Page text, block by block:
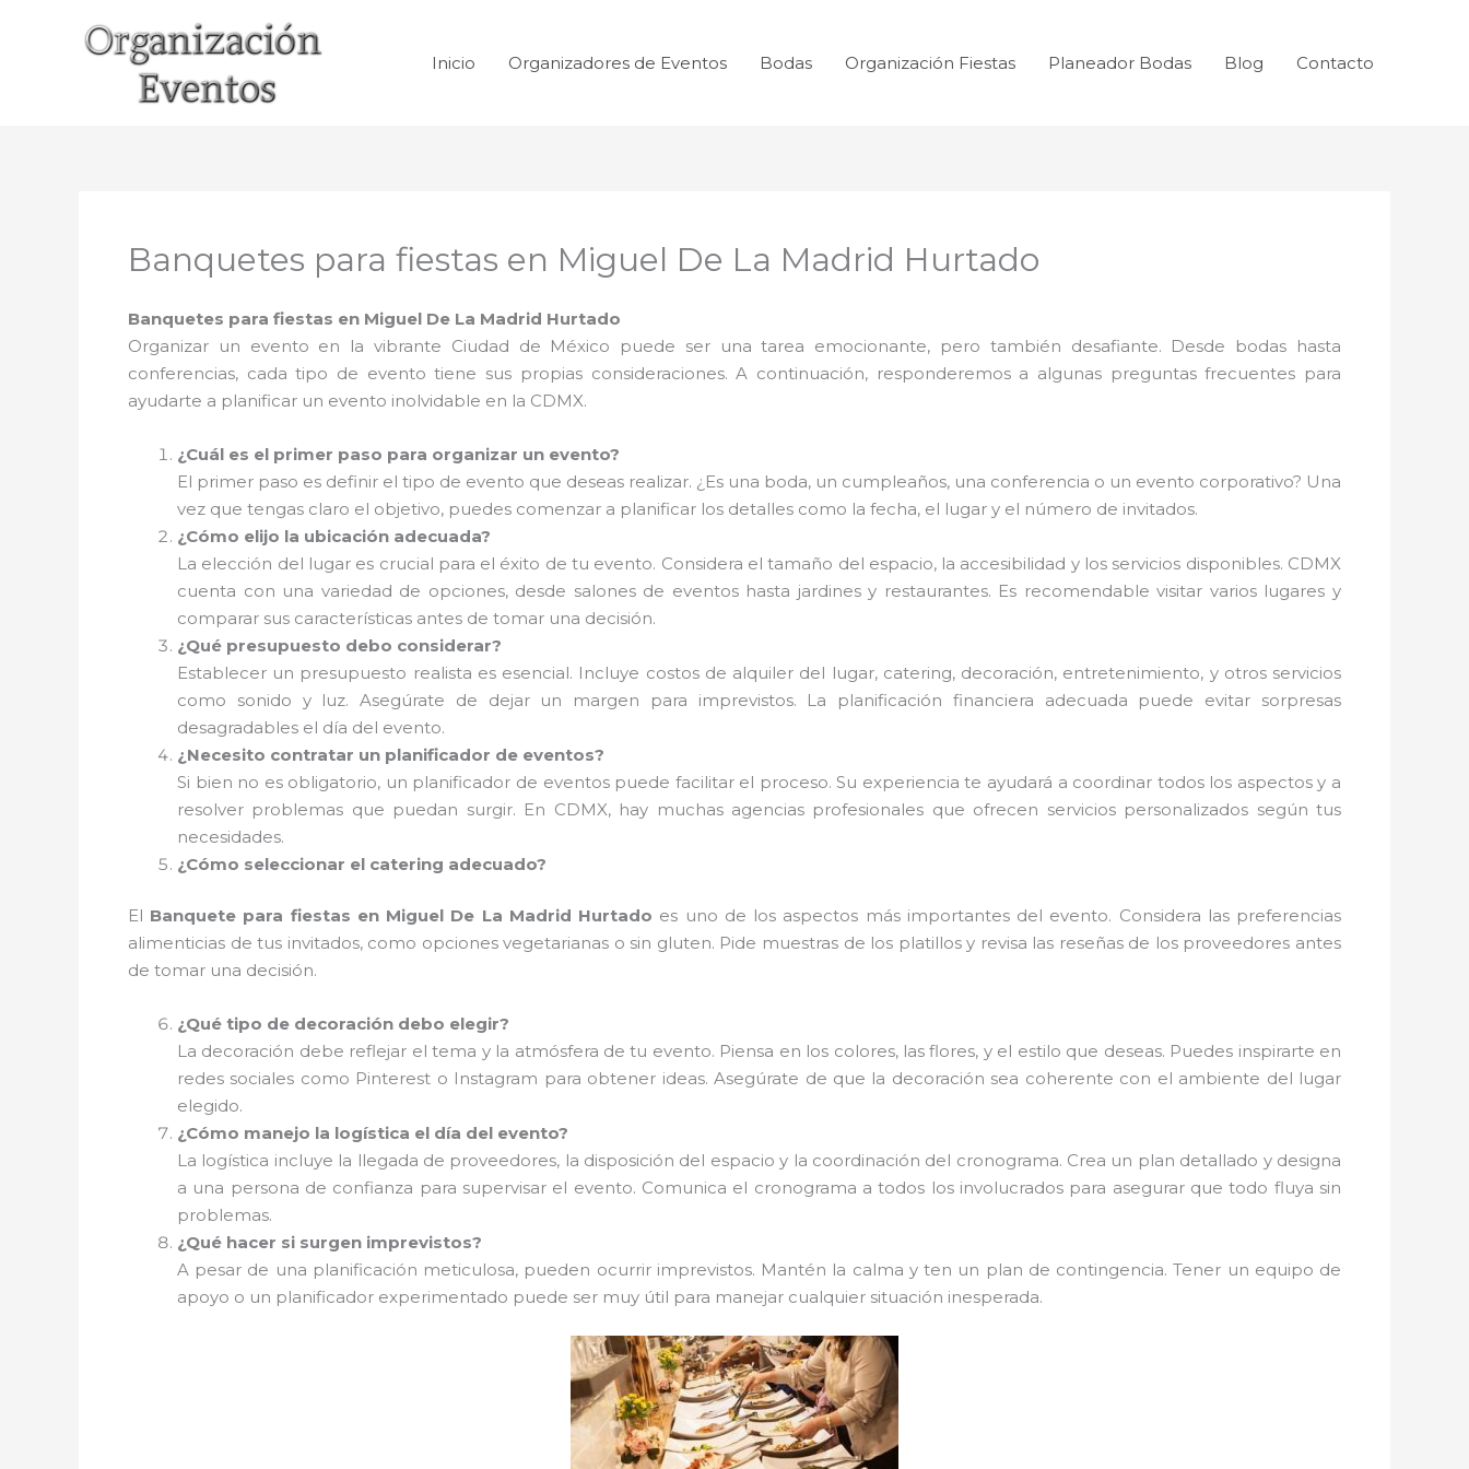
Inicio Organizadores de Eventos Bodas Organización Fiestas Planeador Bodas Blog Contacto
Banquetes para fiestas en Miguel De La Madrid Hurtado
Banquetes para fiestas en Miguel De La Madrid Hurtado
Organizar un evento en la vibrante Ciudad de México puede ser una tarea emocionante, pero también desafiante. Desde bodas hasta
conferencias, cada tipo de evento tiene sus propias consideraciones. A continuación, responderemos a algunas preguntas frecuentes para
ayudarte a planificar un evento inolvidable en la CDMX.
¿Cuál es el primer paso para organizar un evento?
El primer paso es definir el tipo de evento que deseas realizar. ¿Es una boda, un cumpleaños, una conferencia o un evento corporativo? Una
vez que tengas claro el objetivo, puedes comenzar a planificar los detalles como la fecha, el lugar y el número de invitados.
¿Cómo elijo la ubicación adecuada?
La elección del lugar es crucial para el éxito de tu evento. Considera el tamaño del espacio, la accesibilidad y los servicios disponibles. CDMX
cuenta con una variedad de opciones, desde salones de eventos hasta jardines y restaurantes. Es recomendable visitar varios lugares y
comparar sus características antes de tomar una decisión.
¿Qué presupuesto debo considerar?
Establecer un presupuesto realista es esencial. Incluye costos de alquiler del lugar, catering, decoración, entretenimiento, y otros servicios
como sonido y luz. Asegúrate de dejar un margen para imprevistos. La planificación financiera adecuada puede evitar sorpresas
desagradables el día del evento.
¿Necesito contratar un planificador de eventos?
Si bien no es obligatorio, un planificador de eventos puede facilitar el proceso. Su experiencia te ayudará a coordinar todos los aspectos y a
resolver problemas que puedan surgir. En CDMX, hay muchas agencias profesionales que ofrecen servicios personalizados según tus
necesidades.
¿Cómo seleccionar el catering adecuado?
El Banquete para fiestas en Miguel De La Madrid Hurtado es uno de los aspectos más importantes del evento. Considera las preferencias
alimenticias de tus invitados, como opciones vegetarianas o sin gluten. Pide muestras de los platillos y revisa las reseñas de los proveedores antes
de tomar una decisión.
¿Qué tipo de decoración debo elegir?
La decoración debe reflejar el tema y la atmósfera de tu evento. Piensa en los colores, las flores, y el estilo que deseas. Puedes inspirarte en
redes sociales como Pinterest o Instagram para obtener ideas. Asegúrate de que la decoración sea coherente con el ambiente del lugar
elegido.
¿Cómo manejo la logística el día del evento?
La logística incluye la llegada de proveedores, la disposición del espacio y la coordinación del cronograma. Crea un plan detallado y designa
a una persona de confianza para supervisar el evento. Comunica el cronograma a todos los involucrados para asegurar que todo fluya sin
problemas.
¿Qué hacer si surgen imprevistos?
A pesar de una planificación meticulosa, pueden ocurrir imprevistos. Mantén la calma y ten un plan de contingencia. Tener un equipo de
apoyo o un planificador experimentado puede ser muy útil para manejar cualquier situación inesperada.